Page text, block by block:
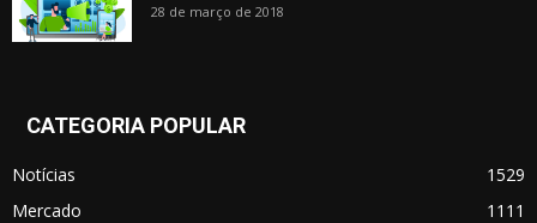
28 de março de 2018
CATEGORIA POPULAR
Notícias
1529
Mercado
1111